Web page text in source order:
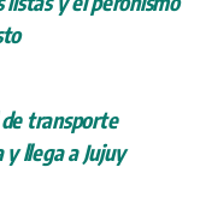
transporte
llega a Jujuy